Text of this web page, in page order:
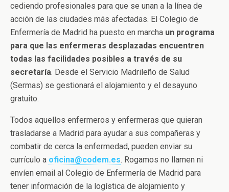
cediendo profesionales para que se unan a la línea de
acción de las ciudades más afectadas. El Colegio de
Enfermería de Madrid ha puesto en marcha un programa
para que las enfermeras desplazadas encuentren
todas las facilidades posibles a través de su
secretaría. Desde el Servicio Madrileño de Salud
(Sermas) se gestionará el alojamiento y el desayuno
gratuito.
Todos aquellos enfermeros y enfermeras que quieran
trasladarse a Madrid para ayudar a sus compañeras y
combatir de cerca la enfermedad, pueden enviar su
currículo a oficina@codem.es. Rogamos no llamen ni
envíen email al Colegio de Enfermería de Madrid para
tener información de la logística de alojamiento y